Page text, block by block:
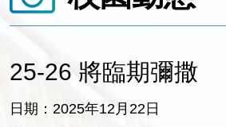
25-26 將臨期彌撒
日期：2025年12月22日